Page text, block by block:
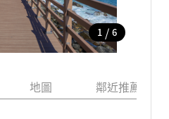
1 / 6
地圖 鄰近推薦景點